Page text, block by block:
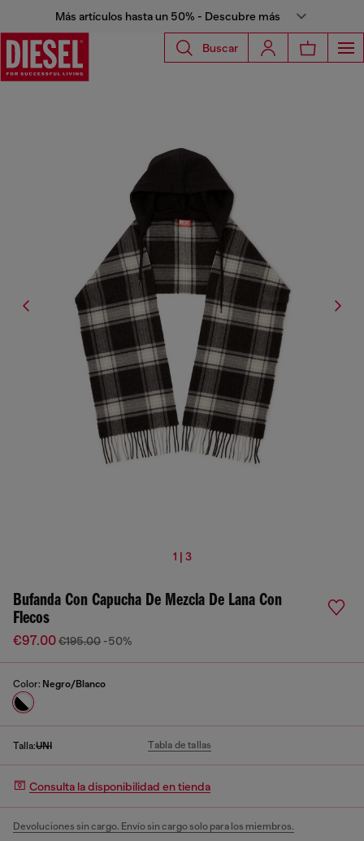
Más artículos hasta un 50% - Descubre más
Buscar
1 | 3
Bufanda Con Capucha De Mezcla De Lana Con
Flecos
€97.00€195.00 -50%
Color: Negro/Blanco
Talla:UNI Tabla de tallas
Consulta la disponibilidad en tienda
Devoluciones sin cargo. Envío sin cargo solo para los miembros.